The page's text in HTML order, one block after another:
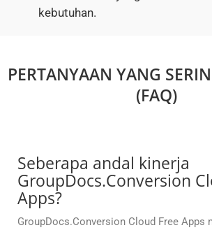
kebutuhan.
PERTANYAAN YANG
(FAQ)
Seberapa andal kinerja
GroupDocs.Conversion
Apps?
GroupDocs.Conversion Cloud Free Apps